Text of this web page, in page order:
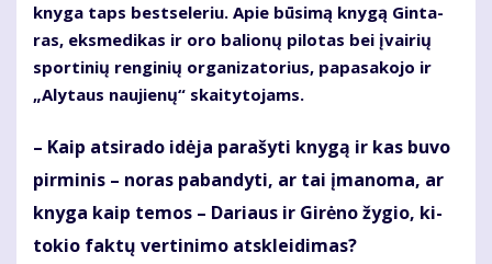
kny­ga taps best­se­leriu. Apie bū­si­mą kny­gą Gin­ta­
ras, eks­me­di­kas ir oro ba­lio­nų pi­lo­tas bei įvai­rių
spor­ti­nių ren­gi­nių or­ga­ni­za­to­rius, pa­pa­sa­ko­jo ir
„Aly­taus nau­jie­nų“ skai­ty­to­jams.
– Kaip at­si­ra­do idė­ja pa­ra­šy­ti kny­gą ir kas bu­vo
pir­mi­nis – no­ras pa­ban­dy­ti, ar tai įma­no­ma, ar
kny­ga kaip te­mos – Da­riaus ir Gi­rė­no žy­gio, ki­
to­kio fak­tų ver­ti­ni­mo at­sklei­di­mas?